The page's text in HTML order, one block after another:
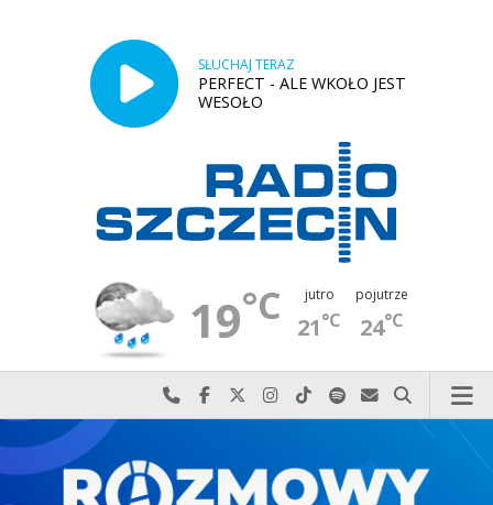
SŁUCHAJ TERAZ
PERFECT - ALE WKOŁO JEST
WESOŁO
19°C jutro
21°C
pojutrze
24°C
Najlepiej po prostu do nas zadzwoń
Odwiedź nas na Facebook-u
Odwiedź nas na X
Odwiedź nas na Instagram-ie
Odwiedź nas na TikTok-u
Szukaj nas na Spotify
Wyślij do nas
Szukaj